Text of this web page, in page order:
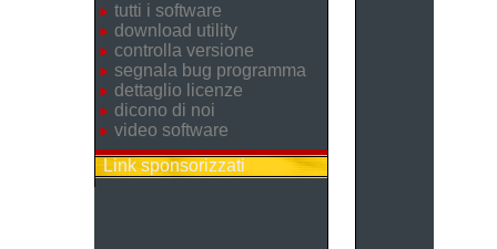
tutti i software
download utility
controlla versione
segnala bug programma
dettaglio licenze
dicono di noi
video software
Link sponsorizzati